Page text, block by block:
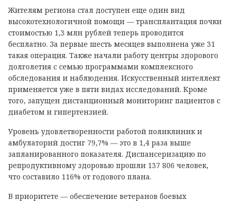
Жителям региона стал доступен еще один вид
высокотехнологичной помощи — трансплантация почки
стоимостью 1,3 млн рублей теперь проводится
бесплатно. За первые шесть месяцев выполнена уже 31
такая операция. Также начали работу центры здорового
долголетия с семью программами комплексного
обследования и наблюдения. Искусственный интеллект
применяется уже в пяти видах исследований. Кроме
того, запущен дистанционный мониторинг пациентов с
диабетом и гипертензией.
Уровень удовлетворенности работой поликлиник и
амбулаторий достиг 79,7% — это в 1,4 раза выше
запланированного показателя. Диспансеризацию по
репродуктивному здоровью прошли 137 806 человек,
что составило 116% от годового плана.
В приоритете — обеспечение ветеранов боевых